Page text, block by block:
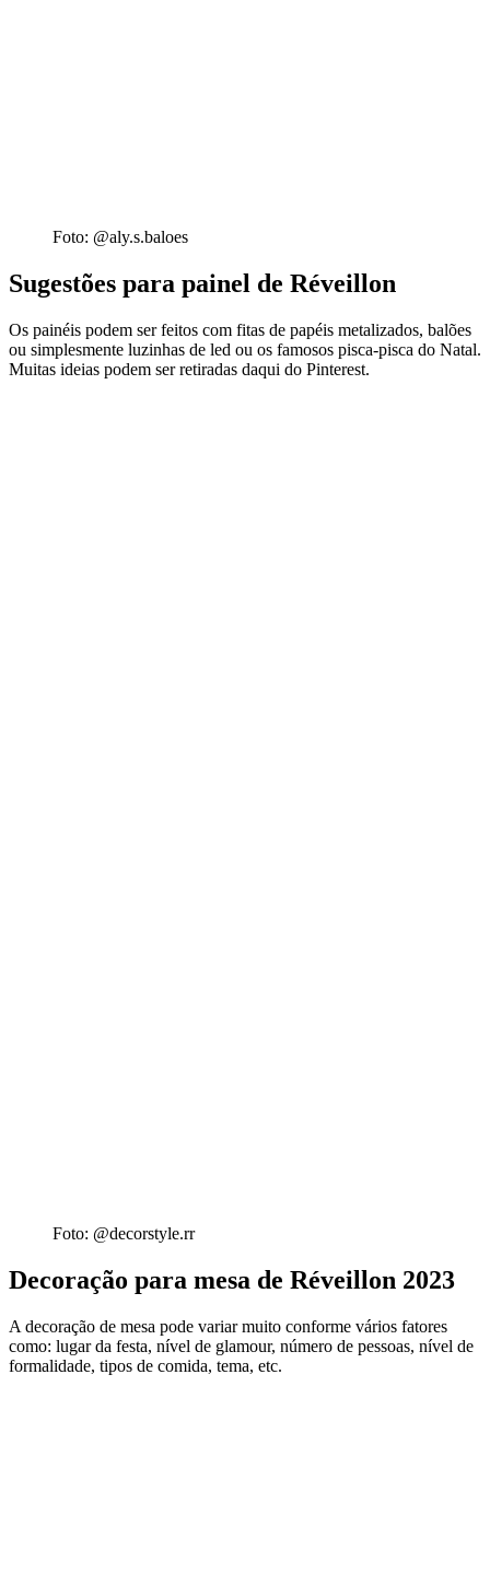
Foto: @aly.s.baloes
Sugestões para painel de Réveillon
Os painéis podem ser feitos com fitas de papéis metalizados, balões
ou simplesmente luzinhas de led ou os famosos pisca-pisca do Natal.
Muitas ideias podem ser retiradas daqui do Pinterest.
Foto: @decorstyle.rr
Decoração para mesa de Réveillon 2023
A decoração de mesa pode variar muito conforme vários fatores
como: lugar da festa, nível de glamour, número de pessoas, nível de
formalidade, tipos de comida, tema, etc.